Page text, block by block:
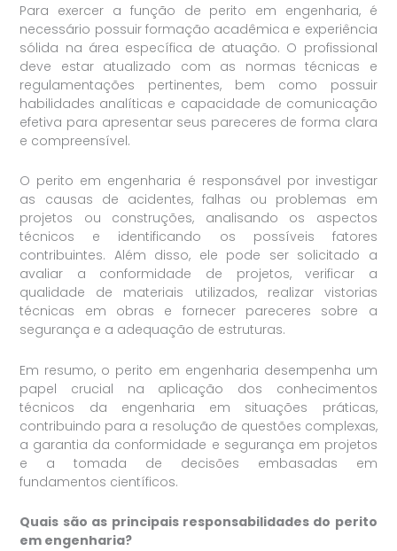
Para exercer a função de perito em engenharia, é
necessário possuir formação acadêmica e experiência
sólida na área específica de atuação. O profissional
deve estar atualizado com as normas técnicas e
regulamentações pertinentes, bem como possuir
habilidades analíticas e capacidade de comunicação
efetiva para apresentar seus pareceres de forma clara
e compreensível.
O perito em engenharia é responsável por investigar
as causas de acidentes, falhas ou problemas em
projetos ou construções, analisando os aspectos
técnicos e identificando os possíveis fatores
contribuintes. Além disso, ele pode ser solicitado a
avaliar a conformidade de projetos, verificar a
qualidade de materiais utilizados, realizar vistorias
técnicas em obras e fornecer pareceres sobre a
segurança e a adequação de estruturas.
Em resumo, o perito em engenharia desempenha um
papel crucial na aplicação dos conhecimentos
técnicos da engenharia em situações práticas,
contribuindo para a resolução de questões complexas,
a garantia da conformidade e segurança em projetos
e a tomada de decisões embasadas em
fundamentos científicos.
Quais são as principais responsabilidades do perito
em engenharia?